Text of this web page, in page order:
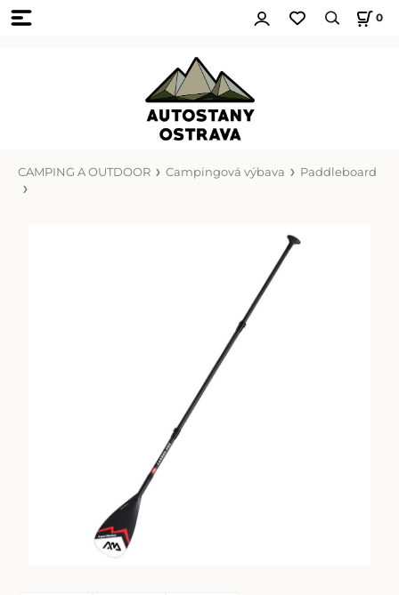
0
CAMPING A OUTDOOR Campingová výbava Paddleboard